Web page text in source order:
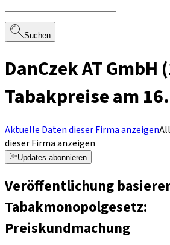
Suchen
DanCzek AT GmbH
Tabakpreise am
Aktuelle Daten dieser Firma anzeigen
dieser Firma anzeigen
Updates abonnieren
Veröffentlichung
Tabakmonopolgesetz:
Preiskundmachung